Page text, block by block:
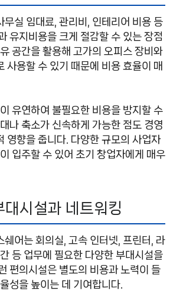
무실 임대료, 관리비, 인테리어 비용 등
유지비용을 크게 절감할 수 있는 장점
공간을 활용해 고가의 오피스 장비와
사용할 수 있기 때문에 비용 효율이 매
유연하여 불필요한 비용을 방지할 수
나 축소가 신속하게 가능한 점도 경영
영향을 줍니다. 다양한 규모의 사업자
입주할 수 있어 초기 창업자에게 매우
대시설과 네트워킹
쉐어는 회의실, 고속 인터넷, 프린터, 라
등 업무에 필요한 다양한 부대시설을
편의시설은 별도의 비용과 노력이 들
성을 높이는 데 기여합니다.